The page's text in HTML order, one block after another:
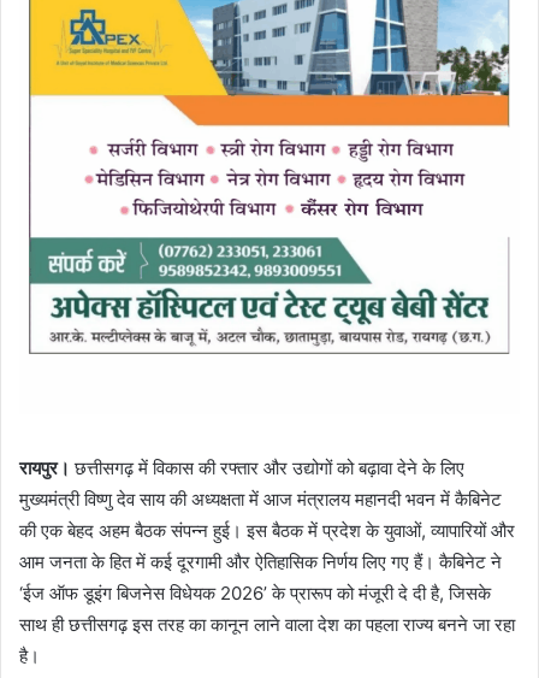
रायपुर। छत्तीसगढ़ में विकास की रफ्तार और उद्योगों को बढ़ावा देने के लिए
मुख्यमंत्री विष्णु देव साय की अध्यक्षता में आज मंत्रालय महानदी भवन में कैबिनेट
की एक बेहद अहम बैठक संपन्न हुई। इस बैठक में प्रदेश के युवाओं, व्यापारियों और
आम जनता के हित में कई दूरगामी और ऐतिहासिक निर्णय लिए गए हैं। कैबिनेट ने
‘ईज ऑफ डूइंग बिजनेस विधेयक 2026’ के प्रारूप को मंजूरी दे दी है, जिसके
साथ ही छत्तीसगढ़ इस तरह का कानून लाने वाला देश का पहला राज्य बनने जा रहा
है।